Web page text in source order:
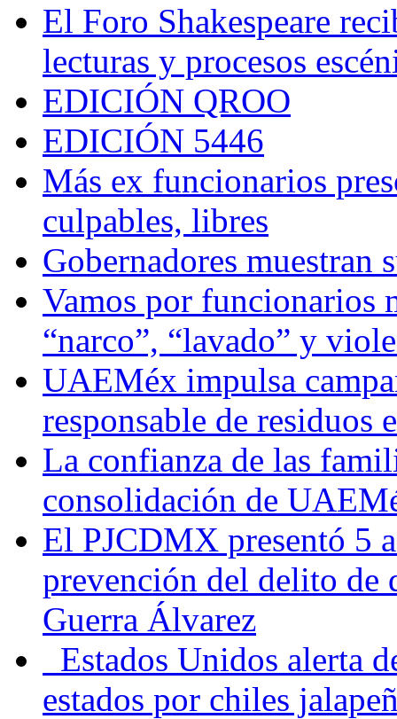
El Foro Shakespeare
lecturas y procesos
EDICIÓN QROO
EDICIÓN 5446
Más ex funcionarios
culpables, libres
Gobernadores muestran
Vamos por funcionarios
“narco”, “lavado” y
UAEMéx impulsa
responsable de residuos
La confianza de las
consolidación de
El PJCDMX presentó 5
prevención del delito de
Guerra Álvarez
Estados Unidos alerta
estados por chiles